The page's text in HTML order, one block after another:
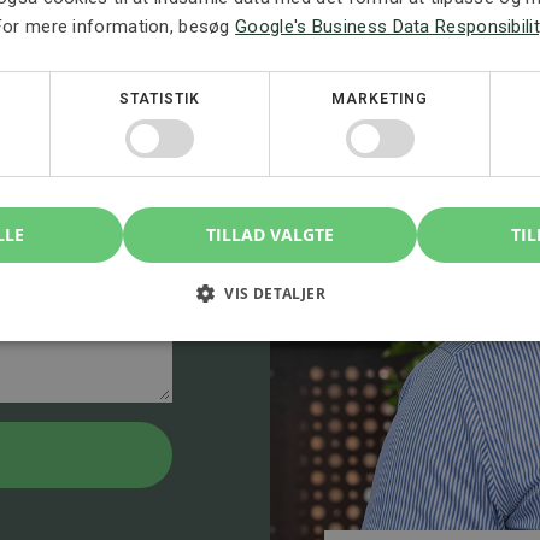
indledende
situationen og
mere information, besøgGoogle's Business Data
STATISTIK MARKETING
TILLAD VALGTE
VIS DETALJER